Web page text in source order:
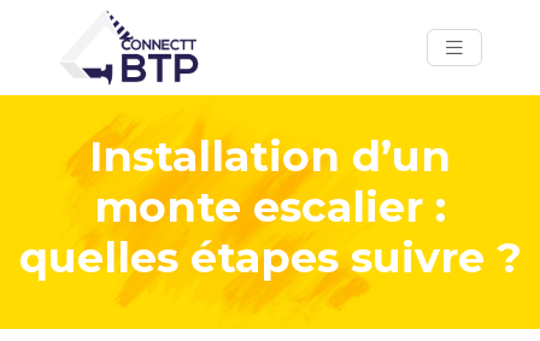
Installation d’un
monte escalier :
quelles étapes suivre ?